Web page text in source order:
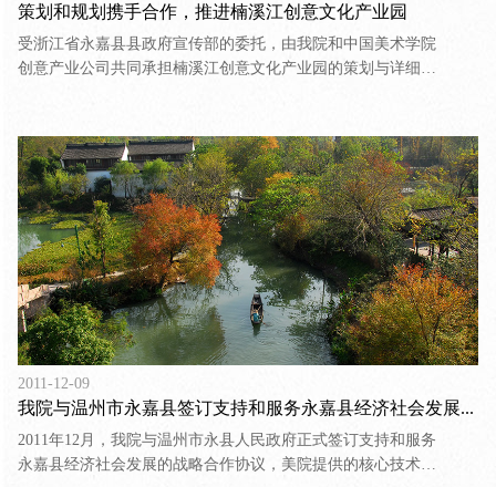
策划和规划携手合作，推进楠溪江创意文化产业园
受浙江省永嘉县县政府宣传部的委托，由我院和中国美术学院
创意产业公司共同承担楠溪江创意文化产业园的策划与详细规
产业园区。
2011-12-09
我院与温州市永嘉县签订支持和服务永嘉县经济社会发展的战略合作协议
2011年12月，我院与温州市永县人民政府正式签订支持和服务
永嘉县经济社会发展的战略合作协议，美院提供的核心技术服